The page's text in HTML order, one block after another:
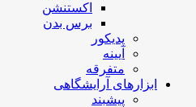
اکستنشن
برس بدن
پدیکور
آیینه
متفرقه
ابزارهای آرایشگاهی
پیشبند